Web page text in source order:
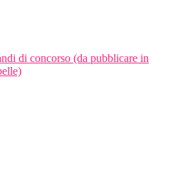
di concorso (da pubblicare in